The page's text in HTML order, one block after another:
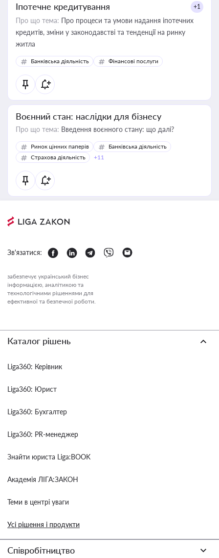
Іпотечне кредитування +1
Про що тема: Про процеси та умови надання іпотечних
кредитів, зміни у законодавстві та тенденції на ринку
житла
Банківська діяльність Фінансові послуги
Воєнний стан: наслідки для бізнесу
Про що тема: Введення воєнного стану: що далі?
Ринок цінних паперів
Банківська діяльність
Страхова діяльність
+11
Зв'язатися:
забезпечує український бізнес
інформацією, аналітикою та
технологічними рішеннями для
ефективної та безпечної роботи.
Каталог рішень
Liga360: Керівник
Liga360: Юрист
Liga360: Бухгалтер
Liga360: PR-менеджер
Знайти юриста Liga:BOOK
Академія ЛІГА:ЗАКОН
Теми в центрі уваги
Усі рішення і продукти
Співробітництво